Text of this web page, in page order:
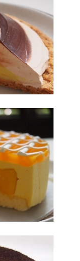
1日)の週
は『チキン
す。
スタは『チキン